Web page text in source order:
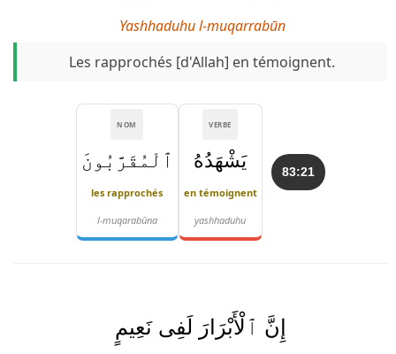
Yashhaduhu l-muqarrabūn
Les rapprochés [d'Allah] en témoignent.
83:21
VERBE
يَشْهَدُهُ
en témoignent
yashhaduhu
NOM
ٱلْمُقَرَّبُونَ
les rapprochés
l-muqarabūna
إِنَّ ٱلْأَبْرَارَ لَفِى نَعِيمٍ